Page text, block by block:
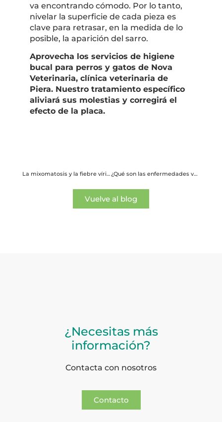
va encontrando cómodo. Por lo tanto,
nivelar la superficie de cada pieza es
clave para retrasar, en la medida de lo
posible, la aparición del sarro.
Aprovecha los servicios de higiene
bucal para perros y gatos de Nova
Veterinaria, clínica veterinaria de
Piera. Nuestro tratamiento específico
aliviará sus molestias y corregirá el
efecto de la placa.
La mixomatosis y la fiebre vírica hemorrágica en conejos ¿Qué son las enfermedades vectoriales?
Vuelve al blog
¿Necesitas más
información?
Contacta con nosotros
Contacto